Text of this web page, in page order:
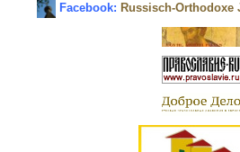
Facebook: Russisch-Orthodoxe